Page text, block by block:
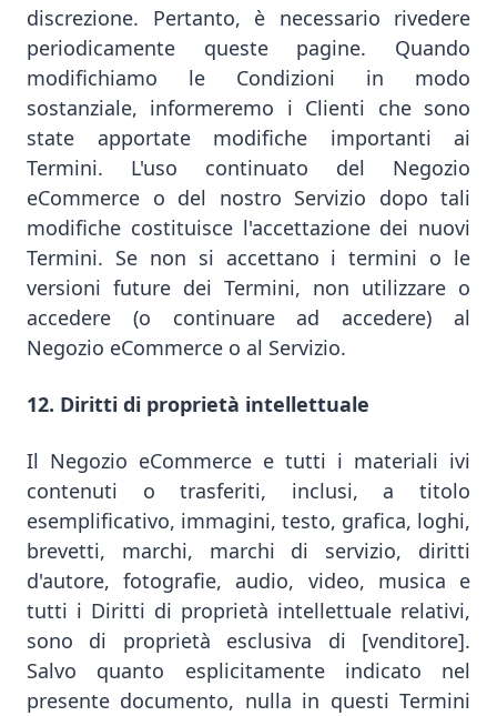
discrezione. Pertanto, è necessario rivedere
periodicamente queste pagine. Quando
modifichiamo le Condizioni in modo
sostanziale, informeremo i Clienti che sono
state apportate modifiche importanti ai
Termini. L'uso continuato del Negozio
eCommerce o del nostro Servizio dopo tali
modifiche costituisce l'accettazione dei nuovi
Termini. Se non si accettano i termini o le
versioni future dei Termini, non utilizzare o
accedere (o continuare ad accedere) al
Negozio eCommerce o al Servizio.
12. Diritti di proprietà intellettuale
Il Negozio eCommerce e tutti i materiali ivi
contenuti o trasferiti, inclusi, a titolo
esemplificativo, immagini, testo, grafica, loghi,
brevetti, marchi, marchi di servizio, diritti
d'autore, fotografie, audio, video, musica e
tutti i Diritti di proprietà intellettuale relativi,
sono di proprietà esclusiva di [venditore].
Salvo quanto esplicitamente indicato nel
presente documento, nulla in questi Termini